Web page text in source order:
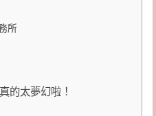
所
的太夢幻啦！